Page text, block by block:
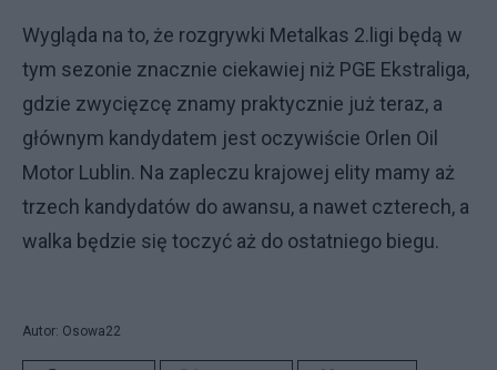
Wygląda na to, że rozgrywki Metalkas 2.ligi będą w
tym sezonie znacznie ciekawiej niż PGE Ekstraliga,
gdzie zwycięzcę znamy praktycznie już teraz, a
głównym kandydatem jest oczywiście Orlen Oil
Motor Lublin. Na zapleczu krajowej elity mamy aż
trzech kandydatów do awansu, a nawet czterech, a
walka będzie się toczyć aż do ostatniego biegu.
Autor: Osowa22